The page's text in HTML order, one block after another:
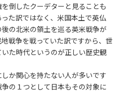
倒したクーデターと見ることも
た訳ではなく、米国本土で英仏
の北米の領土を巡る英米戦争が
戦争を戦っていた訳ですから、世
た時代というのが正しい歴史観
か関心を持たない人が多いです
の１つとして日本もその対象に